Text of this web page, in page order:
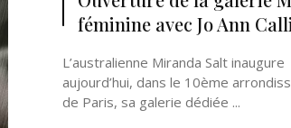
féminine avec Jo Ann
L’australienne Miranda Salt inaugure
aujourd’hui, dans le 10ème
de Paris, sa galerie dédiée ...